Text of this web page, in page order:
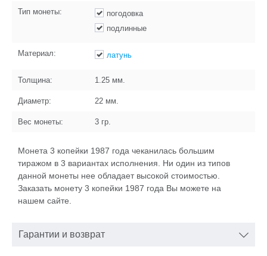
Тип монеты:
погодовка
подлинные
Материал: латунь
Толщина: 1.25 мм.
Диаметр: 22 мм.
Вес монеты: 3 гр.
Монета 3 копейки 1987 года чеканилась большим
тиражом в 3 вариантах исполнения. Ни один из типов
данной монеты нее обладает высокой стоимостью.
Заказать монету 3 копейки 1987 года Вы можете на
нашем сайте.
Гарантии и возврат